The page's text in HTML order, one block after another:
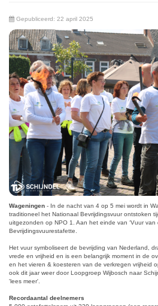
Gepubliceerd: 22 april 2025
Wageningen - In de nacht van 4 op 5 mei wordt in
traditioneel het Nationaal Bevrijdingsvuur ontstoken
uitgezonden op NPO 1. Aan het einde van ‘Vuur van
Bevrijdingsvuurestafette.
Het vuur symboliseert de bevrijding van Nederland,
vrede en vrijheid en is een belangrijk moment in de
en het vieren & koesteren van de verkregen vrijheid
ook dit jaar weer door Loopgroep Wijbosch naar
'lees meer'.
Recordaantal deelnemers